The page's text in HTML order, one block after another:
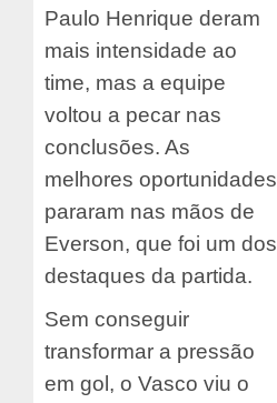
Paulo Henrique deram
mais intensidade ao
time, mas a equipe
voltou a pecar nas
conclusões. As
melhores oportunidades
pararam nas mãos de
Everson, que foi um dos
destaques da partida.
Sem conseguir
transformar a pressão
em gol, o Vasco viu o